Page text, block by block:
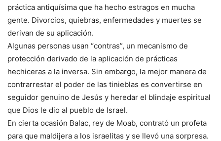
práctica antiquísima que ha hecho estragos en mucha
gente. Divorcios, quiebras, enfermedades y muertes se
derivan de su aplicación.
Algunas personas usan “contras”, un mecanismo de
protección derivado de la aplicación de prácticas
hechiceras a la inversa. Sin embargo, la mejor manera de
contrarrestar el poder de las tinieblas es convertirse en
seguidor genuino de Jesús y heredar el blindaje espiritual
que Dios le dio al pueblo de Israel.
En cierta ocasión Balac, rey de Moab, contrató un profeta
para que maldijera a los israelitas y se llevó una sorpresa.